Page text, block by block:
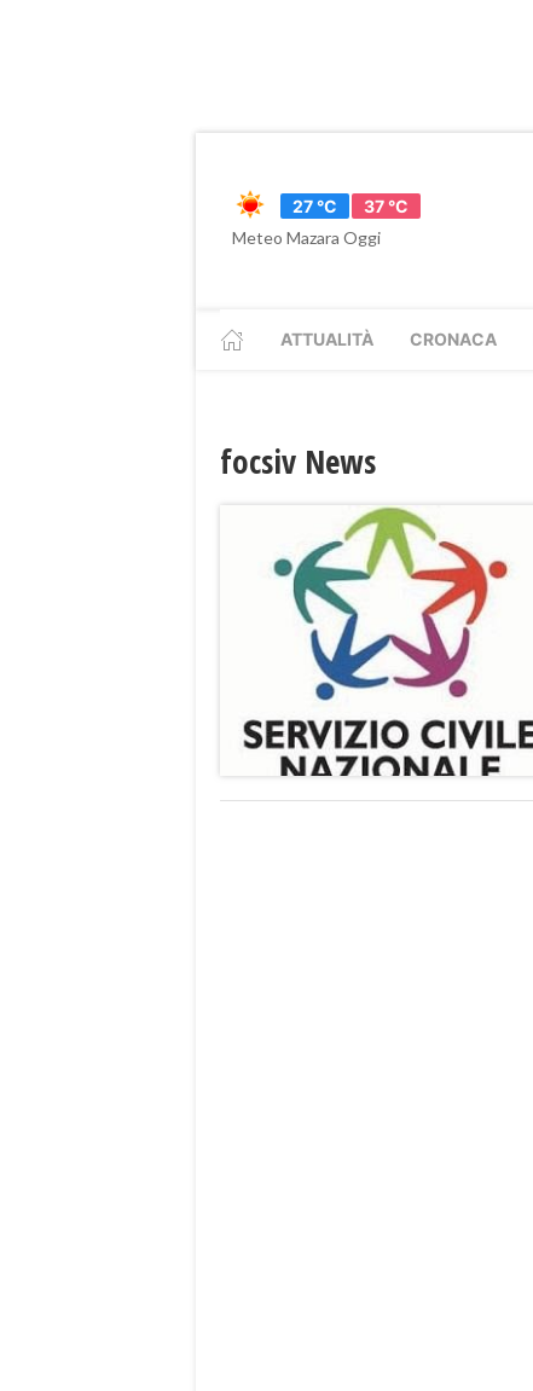
27 °C
37 °C
Meteo Mazara Oggi
ATTUALITÀ CRONACA
focsiv News